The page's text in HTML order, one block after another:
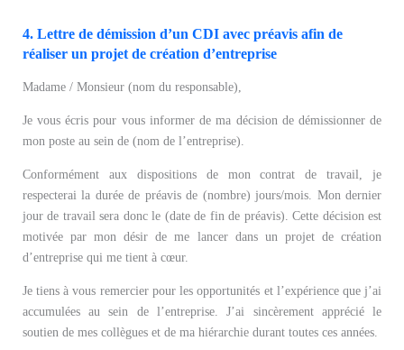
4. Lettre de démission d’un CDI avec préavis afin de
réaliser un projet de création d’entreprise
Madame / Monsieur (nom du responsable),
Je vous écris pour vous informer de ma décision de démissionner de
mon poste au sein de (nom de l’entreprise).
Conformément aux dispositions de mon contrat de travail, je
respecterai la durée de préavis de (nombre) jours/mois. Mon dernier
jour de travail sera donc le (date de fin de préavis). Cette décision est
motivée par mon désir de me lancer dans un projet de création
d’entreprise qui me tient à cœur.
Je tiens à vous remercier pour les opportunités et l’expérience que j’ai
accumulées au sein de l’entreprise. J’ai sincèrement apprécié le
soutien de mes collègues et de ma hiérarchie durant toutes ces années.